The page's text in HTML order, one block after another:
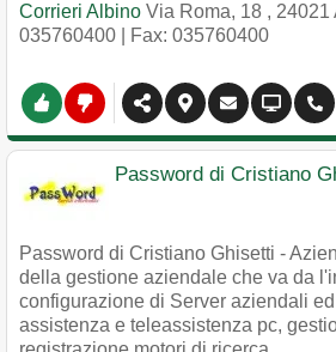
Corrieri Albino Via Roma, 18 , 24021
035760400 | Fax: 035760400
Password di Cristiano
Password di Cristiano Ghisetti -
della gestione aziendale che va da
configurazione di Server aziendali
assistenza e teleassistenza pc,